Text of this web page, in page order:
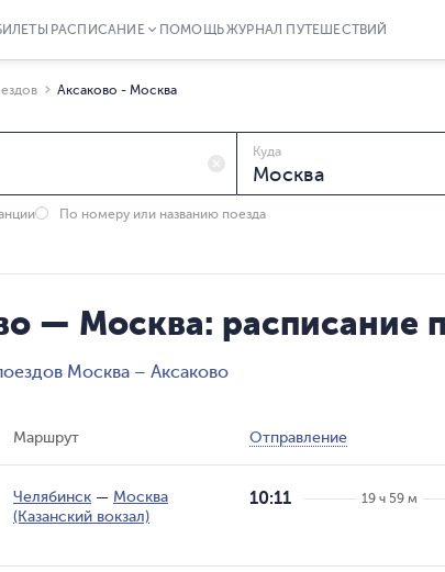
РАСПИСАНИЕ ПОМОЩЬЖУРНАЛ ПУТЕШЕСТВИЙ
Аксаково - Москва
Куда
По номеру или названию поезда
— Москва: расписание
Москва – Аксаково
Маршрут Отправление
Челябинск — Москва
(Казанский вокзал)
10:11 19 ч 59 м